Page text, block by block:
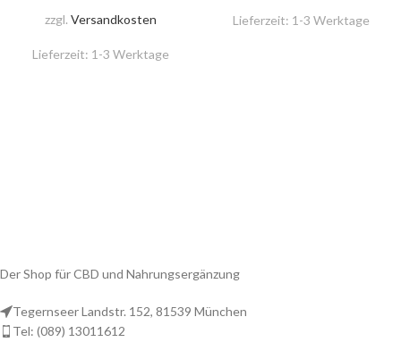
zzgl. Versandkosten
Lieferzeit: 1-3 Werktage
Lieferzeit: 1-3 Werktage
Der Shop für CBD und Nahrungsergänzung
Tegernseer Landstr. 152, 81539 München
Tel: (089) 13011612